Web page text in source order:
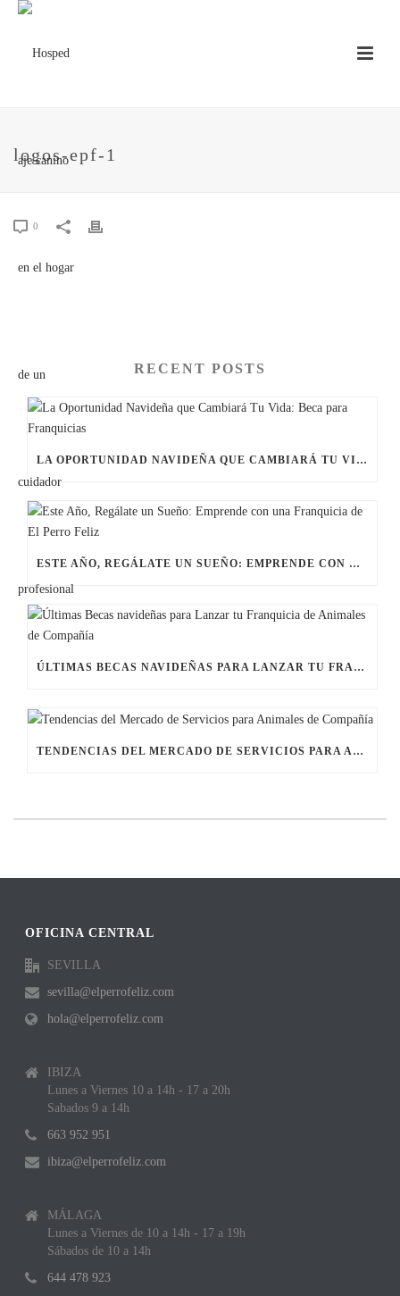
logos-epf-1
0
RECENT POSTS
LA OPORTUNIDAD NAVIDEÑA QUE CAMBIARÁ TU VIDA: BECA PARA FRANQUICIAS
ESTE AÑO, REGÁLATE UN SUEÑO: EMPRENDE CON UNA FRANQUICIA DE EL PERRO FELIZ
ÚLTIMAS BECAS NAVIDEÑAS PARA LANZAR TU FRANQUICIA DE ANIMALES DE COMPAÑÍA
TENDENCIAS DEL MERCADO DE SERVICIOS PARA ANIMALES DE COMPAÑÍA
OFICINA CENTRAL
SEVILLA
sevilla@elperrofeliz.com
hola@elperrofeliz.com
IBIZA
Lunes a Viernes 10 a 14h - 17 a 20h
Sabados 9 a 14h
663 952 951
ibiza@elperrofeliz.com
MÁLAGA
Lunes a Viernes de 10 a 14h - 17 a 19h
Sábados de 10 a 14h
644 478 923